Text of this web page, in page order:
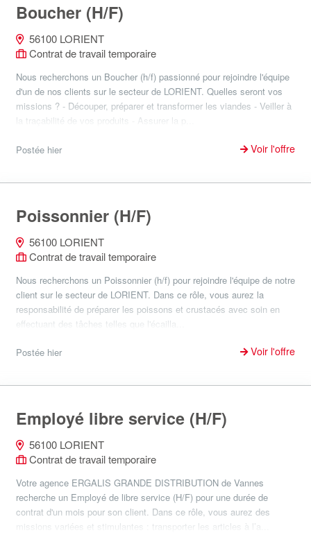
Boucher (H/F)
56100 LORIENT
Contrat de travail temporaire
Nous recherchons un Boucher (h/f) passionné pour rejoindre l'équipe
d'un de nos clients sur le secteur de LORIENT. Quelles seront vos
missions ? - Découper, préparer et transformer les viandes - Veiller à
la traçabilité de vos produits - Assurer la p...
Postée hier Voir l'offre
Poissonnier (H/F)
56100 LORIENT
Contrat de travail temporaire
Nous recherchons un Poissonnier (h/f) pour rejoindre l'équipe de notre
client sur le secteur de LORIENT. Dans ce rôle, vous aurez la
responsabilité de préparer les poissons et crustacés avec soin en
effectuant des tâches telles que l'écailla...
Postée hier Voir l'offre
Employé libre service (H/F)
56100 LORIENT
Contrat de travail temporaire
Votre agence ERGALIS GRANDE DISTRIBUTION de Vannes
recherche un Employé de libre service (H/F) pour une durée de
contrat d'un mois pour son client. Dans ce rôle, vous aurez des
missions variées et stimulantes : transporter les articles à l’a...